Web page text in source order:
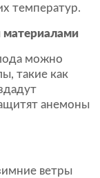
температур.
материалами
можно
такие как
анемоны
ветры